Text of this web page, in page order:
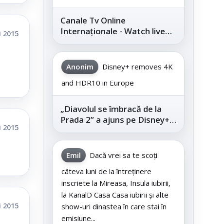
2015
2015
2015
Canale Tv Online
Internaționale - Watch live
channels legally
Anonim
Disney+ removes 4K
and HDR10 in Europe
„Diavolul se îmbracă de la
Prada 2” a ajuns pe Disney+,
după succesul din
cinematografe
Emil
Dacă vrei sa te scoți
câteva luni de la întreținere
inscriete la Mireasa, Insula iubirii,
la KanalD Casa Casa iubirii și alte
show-uri dinastea în care stai în
emisiune...